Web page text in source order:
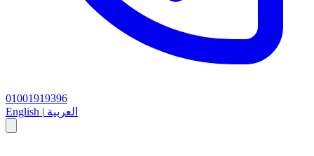
01001919396
English | العربية